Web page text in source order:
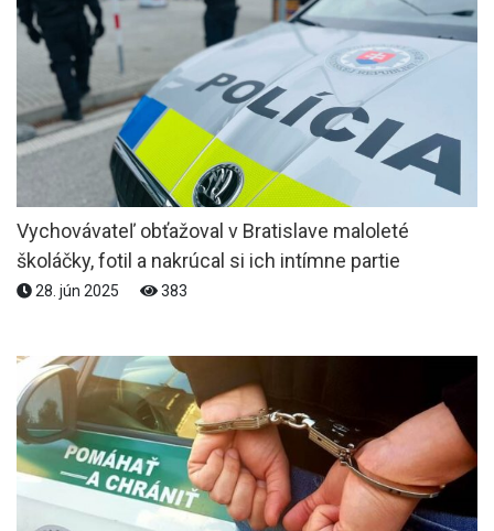
Vychovávateľ obťažoval v Bratislave maloleté
školáčky, fotil a nakrúcal si ich intímne partie
28. jún 2025 383